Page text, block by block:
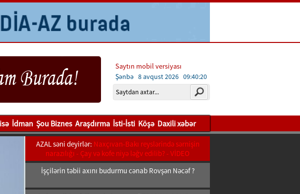
Saytın mobil versiyası
Şənbə 8 avqust 2026 09:40:22
İdman Şou Biznes Araşdırma İsti-İsti Köşə Daxili xəbər
AZAL səni deyirlər: Naxçıvan-Bakı reyslərində sərnişin
narazılığı - Çay və kofe niyə ləğv edilib? - VİDEO
İşçilərin təbii axını budurmu cənab Rovşən Nəcəf ?